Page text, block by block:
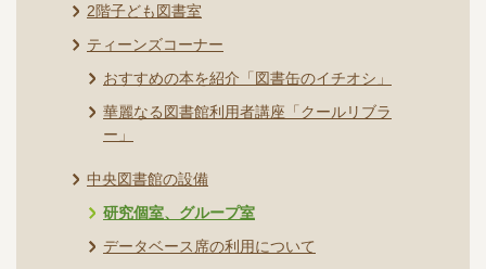
2階子ども図書室
ティーンズコーナー
おすすめの本を紹介「図書缶のイチオシ」
華麗なる図書館利用者講座「クールリブラ
ー」
中央図書館の設備
研究個室、グループ室
データベース席の利用について